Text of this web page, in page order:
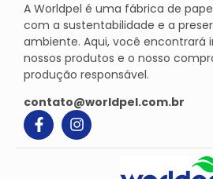
A Worldpel é uma fábrica de
com a sustentabilidade e a
ambiente. Aqui, você encontrará
nossos produtos e o nosso
produção responsável.
contato@worldpel.com.br